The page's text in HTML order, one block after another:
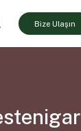
Bize Ulaşın